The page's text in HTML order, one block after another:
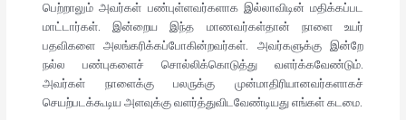
பெற்றாலும் அவர்கள் பண்புள்ளவர்களாக இல்லாவிடின் மதிக்கப்பட
மாட்டார்கள். இன்றைய இந்த மாணவர்கள்தான் நாளை உயர்
பதவிகளை அலங்கரிக்கப்போகின்றவர்கள். அவர்களுக்கு இன்றே
நல்ல பண்புகளைச் சொல்லிக்கொடுத்து வளர்க்கவேண்டும்.
அவர்கள் நாளைக்கு பலருக்கு முன்மாதிரியானவர்களாகச்
செயற்படக்கூடிய அளவுக்கு வளர்த்துவிடவேண்டியது எங்கள் கடமை.